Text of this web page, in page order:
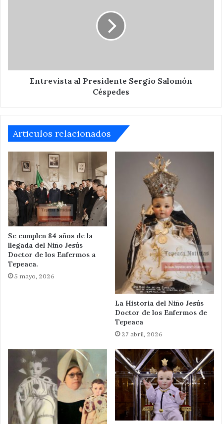
Entrevista al Presidente Sergio Salomón
Céspedes
Articulos relacionados
Se cumplen 84 años de la
llegada del Niño Jesús
Doctor de los Enfermos a
Tepeaca.
5 mayo, 2026
La Historia del Niño Jesús
Doctor de los Enfermos de
Tepeaca
27 abril, 2026